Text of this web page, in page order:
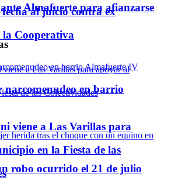
al juicio contra ex
la Cooperativa
viene a Las Varillas para
en la Fiesta de las
Almafuerte para afianzarse
narcomenudeo en barrio
robo ocurrido el 21 de julio